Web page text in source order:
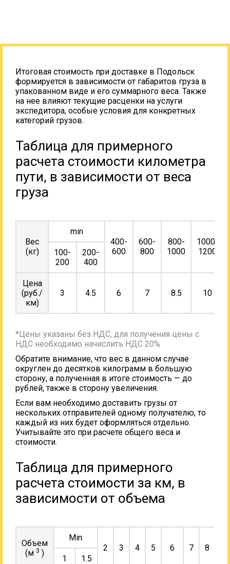
Итоговая стоимость при доставке в Подольск
формируется в зависимости от габаритов груза в
упакованном виде и его суммарного веса. Также
на нее влияют текущие расценки на услуги
экспедитора, особые условия для конкретных
категорий грузов.
Таблица для примерного
расчета стоимости километра
пути, в зависимости от веса
груза
Вес
(кг)
min
400-
600
600-
800
800-
1000
1000-
1200
100-
200
200-
400
Цена
(руб./
км)
3 4.5 6 7 8.5 10
*Цены указаны без НДС, для получения цены с
НДС необходимо начислить НДС 20%
Обратите внимание, что вес в данном случае
округлен до десятков килограмм в большую
сторону, а полученная в итоге стоимость — до
рублей, также в сторону увеличения.
Если вам необходимо доставить грузы от
нескольких отправителей одному получателю, то
каждый из них будет оформляться отдельно.
Учитывайте это при расчете общего веса и
стоимости.
Таблица для примерного
расчета стоимости за км, в
зависимости от объема
Объем
(м 3 )
Min
2
3 4 5 6 7 8
1
1.5